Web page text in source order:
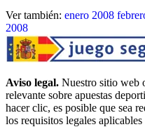
Ver también: enero 2008
2008
Aviso legal. Nuestro sitio web
relevante sobre apuestas
hacer clic, es posible que sea
los requisitos legales